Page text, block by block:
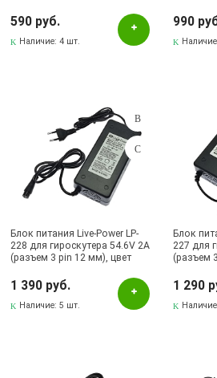
Pаспределительный центр
Бавлы, ул.Пионерская, 11
Бугульма, ул.Ленина, 145, ТЦ
Бугульма, ул.Ленина, 2Б, ТД
Бугульма, ул.Советская, 82
Бугульма, ул.Тукая, 70
Лениногорск, ул.Вахитова, 5,
Лениногорск,
Лениногорск, ул.Кутузова, 9А,
590 руб.
Наличие:4 шт.
990
Блок питания Live-Power LP-
228 для гироскутера 54.6V 2A
(разъем 3 pin 12 мм), цвет
1 390 руб.
Наличие:5 шт.
Блок
227 для
(разъем
1 290